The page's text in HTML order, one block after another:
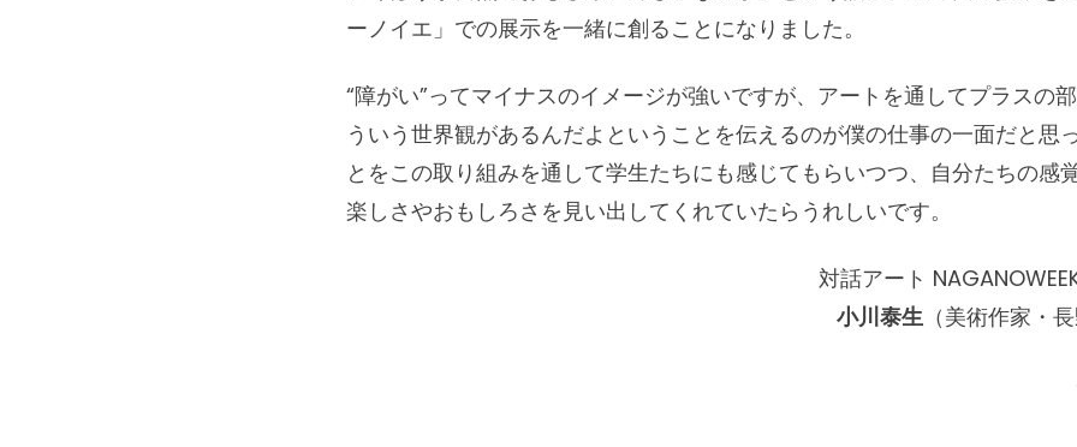
ーノイエ」での展示を一緒に創ることになりました。
“障がい”ってマイナスのイメージが強いですが、アートを通してプラスの
ういう世界観があるんだよということを伝えるのが僕の仕事の一面だと思
とをこの取り組みを通して学生たちにも感じてもらいつつ、自分たちの感
楽しさやおもしろさを見い出してくれていたらうれしいです。
対話アート
小川泰生 （美術作家・